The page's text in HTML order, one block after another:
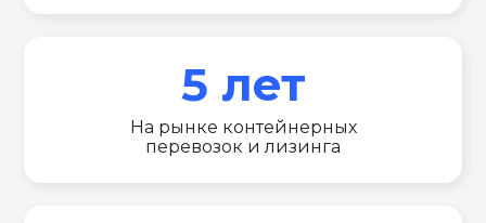
5 лет
На рынке контейнерных
перевозок и лизинга